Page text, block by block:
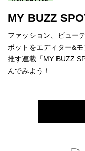
MY BUZZ
ファッション、ビュー
ポットをエディター&
推す連載「MY BUZZ
んでみよう！